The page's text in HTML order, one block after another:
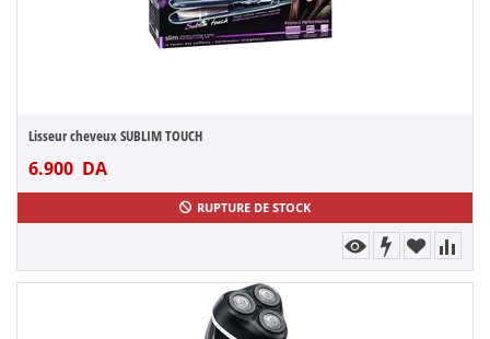
Lisseur cheveux SUBLIM TOUCH
6.900 DA
RUPTURE DE STOCK